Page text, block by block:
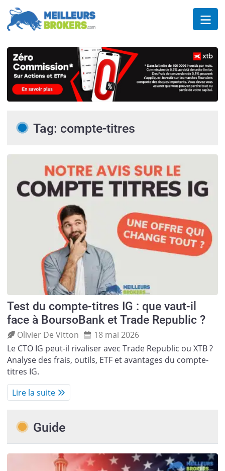
Tag: compte-titres
Test du compte-titres IG : que vaut-il
face à BoursoBank et Trade Republic ?
Olivier De Vitton
18 mai 2026
Le CTO IG peut-il rivaliser avec Trade Republic ou XTB ?
Analyse des frais, outils, ETF et avantages du compte-
titres IG.
Lire la suite
Guide